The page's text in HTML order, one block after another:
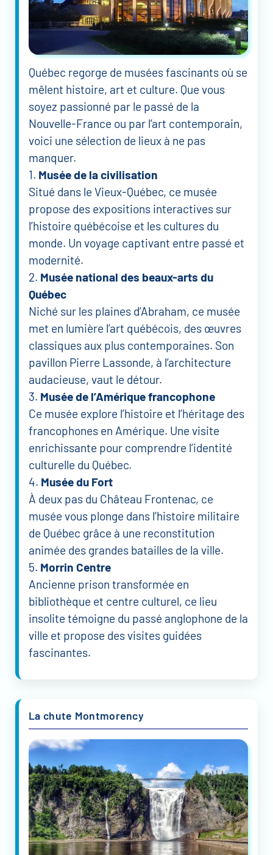
Québec regorge de musées fascinants où se
mêlent histoire, art et culture. Que vous
soyez passionné par le passé de la
Nouvelle-France ou par l’art contemporain,
voici une sélection de lieux à ne pas
manquer.
1. Musée de la civilisation
Situé dans le Vieux-Québec, ce musée
propose des expositions interactives sur
l’histoire québécoise et les cultures du
monde. Un voyage captivant entre passé et
modernité.
2. Musée national des beaux-arts du
Québec
Niché sur les plaines d’Abraham, ce musée
met en lumière l’art québécois, des œuvres
classiques aux plus contemporaines. Son
pavillon Pierre Lassonde, à l’architecture
audacieuse, vaut le détour.
3. Musée de l’Amérique francophone
Ce musée explore l’histoire et l’héritage des
francophones en Amérique. Une visite
enrichissante pour comprendre l’identité
culturelle du Québec.
4. Musée du Fort
À deux pas du Château Frontenac, ce
musée vous plonge dans l’histoire militaire
de Québec grâce à une reconstitution
animée des grandes batailles de la ville.
5. Morrin Centre
Ancienne prison transformée en
bibliothèque et centre culturel, ce lieu
insolite témoigne du passé anglophone de la
ville et propose des visites guidées
fascinantes.
La chute Montmorency